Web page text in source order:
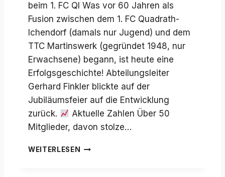
beim 1. FC QI Was vor 60 Jahren als
Fusion zwischen dem 1. FC Quadrath-
Ichendorf (damals nur Jugend) und dem
TTC Martinswerk (gegründet 1948, nur
Erwachsene) begann, ist heute eine
Erfolgsgeschichte! Abteilungsleiter
Gerhard Finkler blickte auf der
Jubiläumsfeier auf die Entwicklung
zurück.
Aktuelle Zahlen Über 50
Mitglieder, davon stolze…
WEITERLESEN